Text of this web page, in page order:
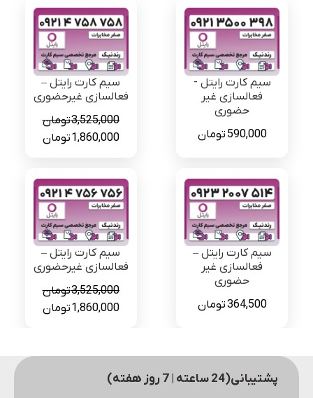
سیم کارت رایتل -
فعالسازی غیر
حضوری
590,000 تومان
سیم کارت رایتل –
فعالسازی غیرحضوری
3,525,000تومان
قیمت
بود.
1,860,000تومانقیمت
است.
سیم کارت رایتل –
فعالسازی غیر
حضوری
364,500تومان
سیم کارت رایتل –
فعالسازی غیرحضوری
3,525,000تومان
قیمت
بود.
1,860,000تومانقیمت
است.
پشتیبانی(24 ساعته | 7 روز هفته)